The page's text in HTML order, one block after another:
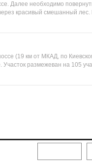
Далее необходимо
красивый смешанный
(19 км от МКАД, по
размежеван на 105